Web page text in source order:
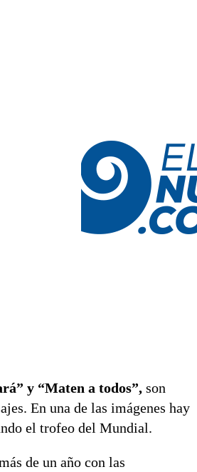
y “Maten a todos”, son
En una de las imágenes hay
el trofeo del Mundial.
de un año con las